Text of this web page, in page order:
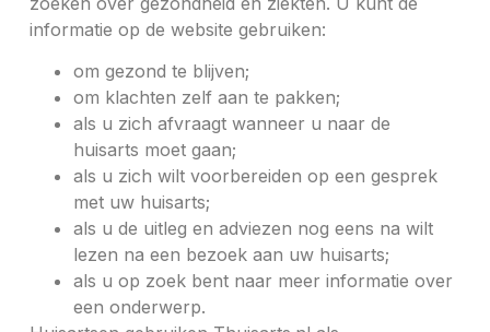
informatie op de website gebruiken:
om gezond te blijven;
om klachten zelf aan te pakken;
als u zich afvraagt wanneer u naar de
huisarts moet gaan;
als u zich wilt voorbereiden op een gesprek
met uw huisarts;
als u de uitleg en adviezen nog eens na wilt
lezen na een bezoek aan uw huisarts;
als u op zoek bent naar meer informatie over
een onderwerp.